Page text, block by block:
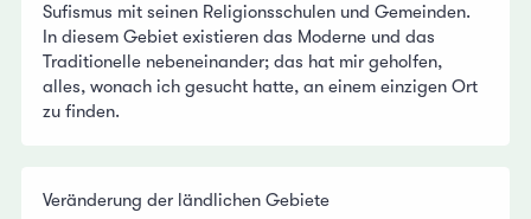
Sufismus mit seinen Religionsschulen und Gemeinden.
In diesem Gebiet existieren das Moderne und das
Traditionelle nebeneinander; das hat mir geholfen,
alles, wonach ich gesucht hatte, an einem einzigen Ort
zu finden.
Veränderung der ländlichen Gebiete